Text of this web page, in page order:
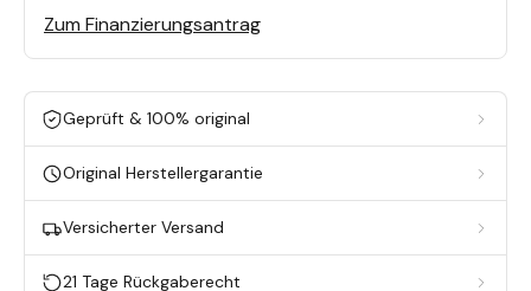
Zum Finanzierungsantrag
Geprüft & 100% original
Original Herstellergarantie
Versicherter Versand
21 Tage Rückgaberecht